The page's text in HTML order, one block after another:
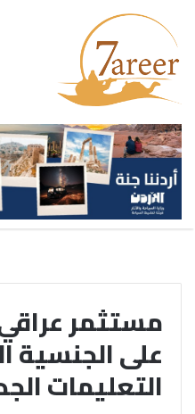
مستثمر
على الجنسية
التعليمات